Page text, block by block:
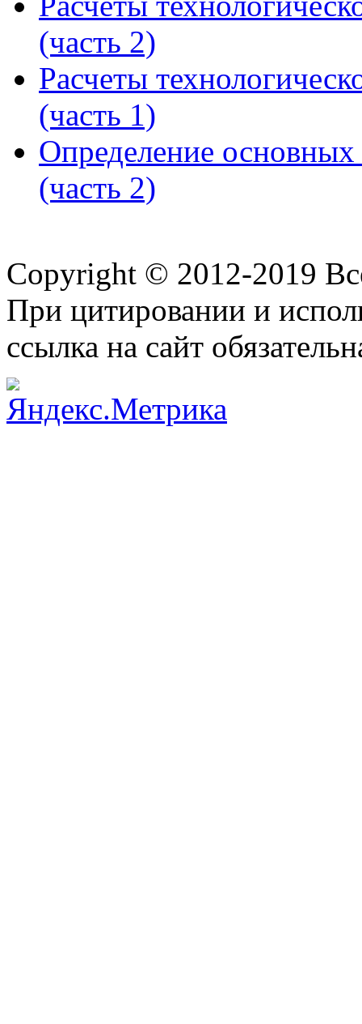
(часть 2)
Расчеты
(часть 1)
Определение
(часть 2)
Copyright © 2012-2019
При цитировании и
ссылка на сайт